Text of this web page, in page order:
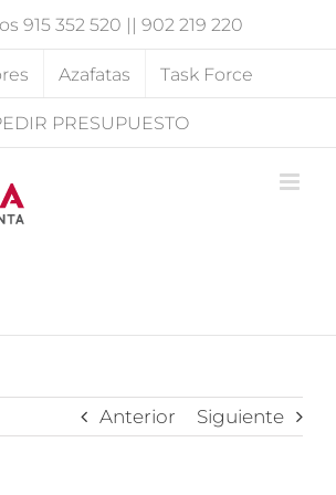
915 352 520 || 902 219 220
Azafatas Task Force
PRESUPUESTO
Anterior Siguiente